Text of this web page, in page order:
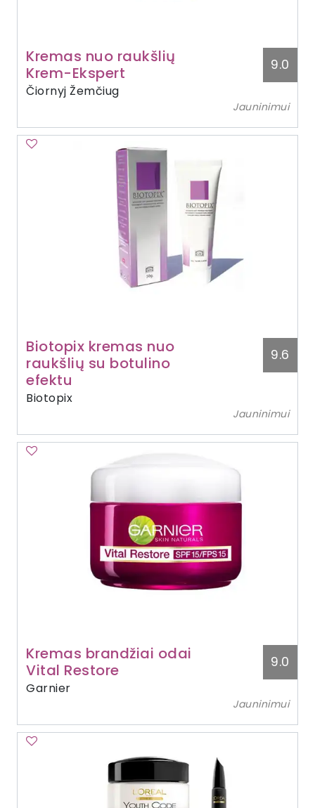
Kremas nuo raukšlių
Krem-Ekspert
Čiornyj Žemčiug
9.0
Jauninimui
Biotopix kremas nuo
raukšlių su botulino
efektu
Biotopix
9.6
Jauninimui
Kremas brandžiai odai
Vital Restore
Garnier
9.0
Jauninimui